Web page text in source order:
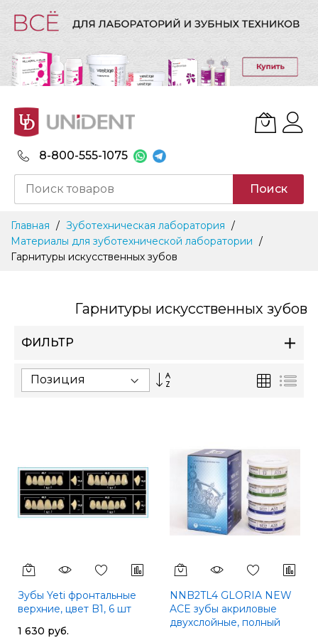
8-800-555-1075
Поиск
Content
Главная
Зуботехническая лаборатория
Материалы для зуботехнической лаборатории
Гарнитуры искусственных зубов
Гарнитуры искусственных зубов
ФИЛЬТР
Сортируется
Сетка
Зубы Yeti фронтальные
верхние, цвет B1, 6 шт
1 630 руб.
NNB2TL4 GLORIA NEW
ACE зубы акриловые
двухслойные, полный